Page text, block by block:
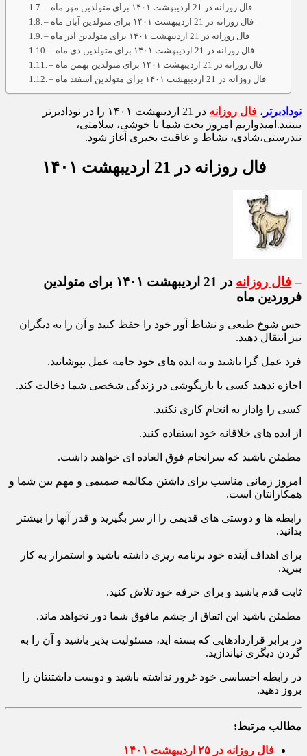
– فال روزانه در 21 اردیبهشت ۱۴۰۱ برای متولدین شهریور ماه
– فال روزانه در 21 اردیبهشت ۱۴۰۱ برای متولدین مهر ماه
– فال روزانه در 21 اردیبهشت ۱۴۰۱ برای متولدین آبان ماه
– فال روزانه در 21 اردیبهشت ۱۴۰۱ برای متولدین آذر ماه
– فال روزانه در 21 اردیبهشت ۱۴۰۱ برای متولدین دی ماه
– فال روزانه در 21 اردیبهشت ۱۴۰۱ برای متولدین بهمن ماه
– فال روزانه در 21 اردیبهشت ۱۴۰۱ برای متولدین اسفند ماه
نودادبرتر،فال روزانه
در 21 اردیبهشت ۱۴۰۱ را در نودادبرتر
ببینید.امیدواریم امروز بخت شما با خوشی، سلامتی،
فال روزانه در 21 اردیبهشت ۱۴۰۱
– فال روزانه
در 21 اردیبهشت ۱۴۰۱ برای متولدین
فروردین ماه
حس شوخ طبعی و نشاط آور خود را حفظ کنید و آن را به دیگران
امروز زمانی مناسب برای داشتن مکالمه صمیمی و مهم بین شما و
رابطه ها و دوستی های قدیمی را از سر بگیرید و قدر آنها را بیشتر
برای اهداف آینده خود برنامه ریزی داشته باشید و استمرار به کار
در برابر قراردادهایی که بسته اید، مسئولیت پذیر باشید و آن را به
در رابطه احساسی خود غرور نداشته باشید و دوست داشتنتان را